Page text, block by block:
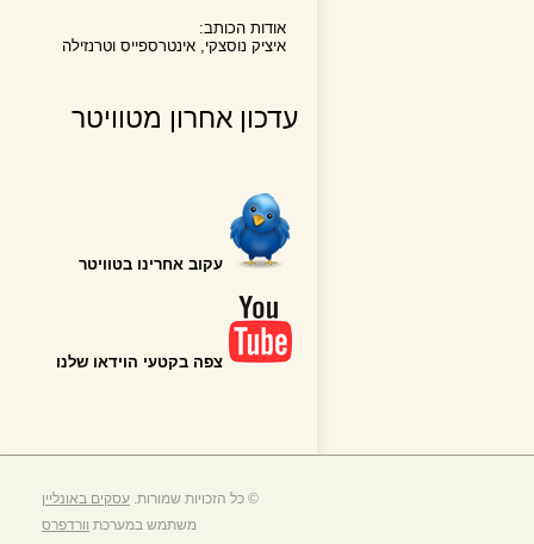
אודות הכותב:
איציק נוסצקי, אינטרספייס וטרנזילה
עדכון אחרון מטוויטר
עקוב אחרינו בטוויטר
צפה בקטעי הוידאו שלנו
© כל הזכויות שמורות.עסקים באונליין
משתמש במערכתוורדפרס